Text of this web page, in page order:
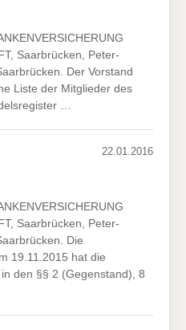
Saarbrücken, Peter-
Der Vorstand
Liste der Mitglieder des
…
22.01.2016
Saarbrücken, Peter-
Die
19.11.2015 hat die
den §§ 2 (Gegenstand), 8